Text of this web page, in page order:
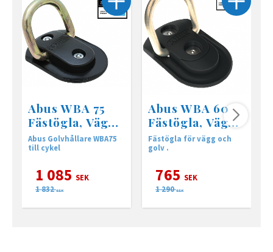
Abus WBA 75
Fästögla, Vägg-
och golvankare
Abus Golvhållare WBA75
till cykel
1 085 SEK
1 832 SEK
Abus WBA 60
Fästögla, Vägg-
och golvankare
Fästögla för vägg och
golv .
765 SEK
1 290 SEK